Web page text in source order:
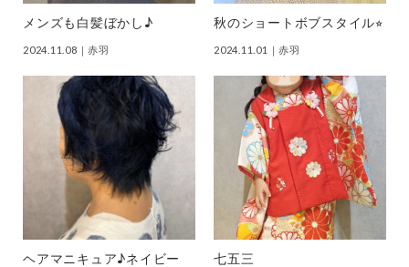
メンズも白髪ぼかし♪
2024.11.08 ｜赤羽
秋のショートボブスタイル⭐︎
2024.11.01 ｜赤羽
ヘアマニキュア♪ネイビー 七五三